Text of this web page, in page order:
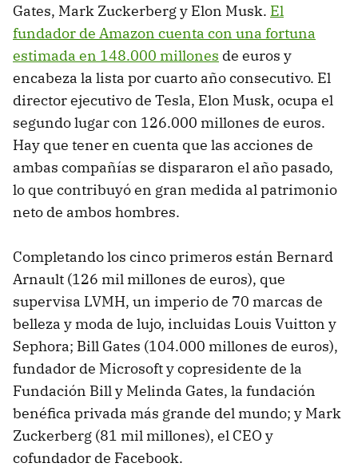
Gates, Mark Zuckerberg y Elon Musk. El
fundador de Amazon cuenta con una fortuna
estimada en 148.000 millones de euros y
encabeza la lista por cuarto año consecutivo. El
director ejecutivo de Tesla, Elon Musk, ocupa el
segundo lugar con 126.000 millones de euros.
Hay que tener en cuenta que las acciones de
ambas compañías se dispararon el año pasado,
lo que contribuyó en gran medida al patrimonio
neto de ambos hombres.
Completando los cinco primeros están Bernard
Arnault (126 mil millones de euros), que
supervisa LVMH, un imperio de 70 marcas de
belleza y moda de lujo, incluidas Louis Vuitton y
Sephora; Bill Gates (104.000 millones de euros),
fundador de Microsoft y copresidente de la
Fundación Bill y Melinda Gates, la fundación
benéfica privada más grande del mundo; y Mark
Zuckerberg (81 mil millones), el CEO y
cofundador de Facebook.